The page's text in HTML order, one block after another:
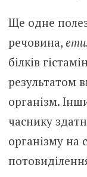
Ще одне
речовина,
білків
результатом
організм.
часнику
організму на